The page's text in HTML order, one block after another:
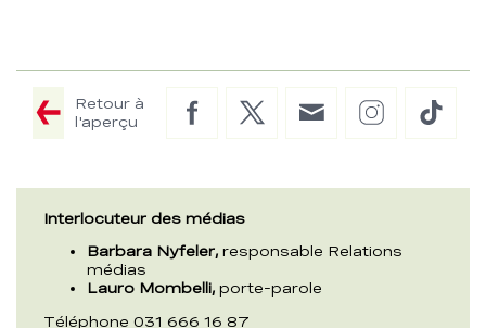
Interlocuteur des médias
Barbara Nyfeler, responsable Relations
médias
Lauro Mombelli, porte-parole
Téléphone 031 666 16 87
Retour à
l'aperçu
FacebookTwitter
E-
Instagram